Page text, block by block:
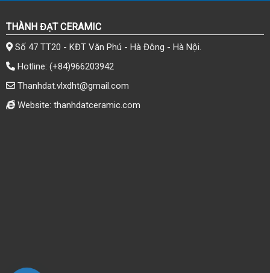
THÀNH ĐẠT CERAMIC
Số 47 TT20 - KĐT Văn Phú - Hà Đông - Hà Nội.
Hotline: (+84)966203942
Thanhdat.vlxdht@gmail.com
Website: thanhdatceramic.com